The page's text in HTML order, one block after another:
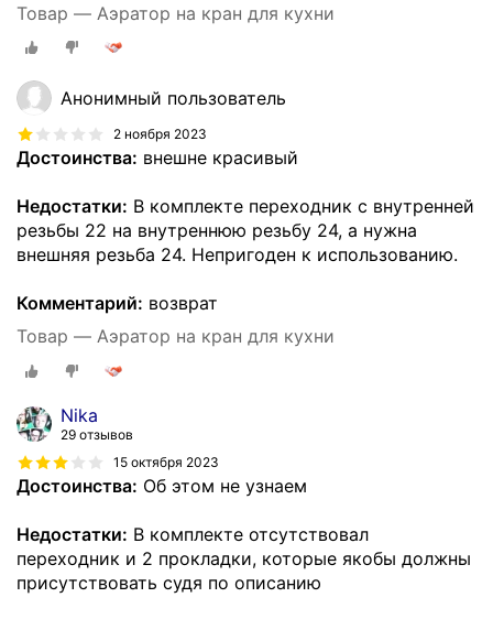
Товар — Аэратор на кран для кухни
Анонимный пользователь
2 ноября 2023
Достоинства: внешне красивый
Недостатки: В комплекте переходник с внутренней
резьбы 22 на внутреннюю резьбу 24, а нужна
внешняя резьба 24. Непригоден к использованию.
Комментарий: возврат
Товар — Аэратор на кран для кухни
Nika
29 отзывов
15 октября 2023
Достоинства: Об этом не узнаем
Недостатки: В комплекте отсутствовал
переходник и 2 прокладки, которые якобы должны
присутствовать судя по описанию